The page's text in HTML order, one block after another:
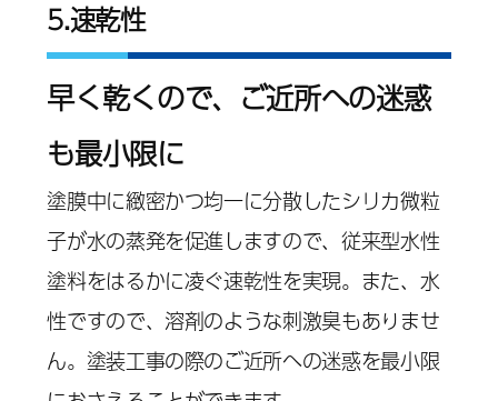
5.速乾性
早く乾くので、ご近所への迷惑
も最小限に
塗膜中に緻密かつ均一に分散したシリカ微粒
子が水の蒸発を促進しますので、従来型水性
塗料をはるかに凌ぐ速乾性を実現。また、水
性ですので、溶剤のような刺激臭もありませ
ん。塗装工事の際のご近所への迷惑を最小限